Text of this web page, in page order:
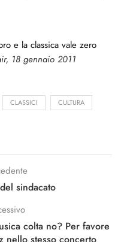
e la classica vale zero
18 gennaio 2011
CLASSICI CULTURA
sindacato
colta no? Per favore